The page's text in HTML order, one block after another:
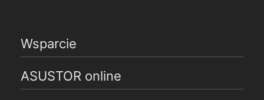
Wsparcie
ASUSTOR online